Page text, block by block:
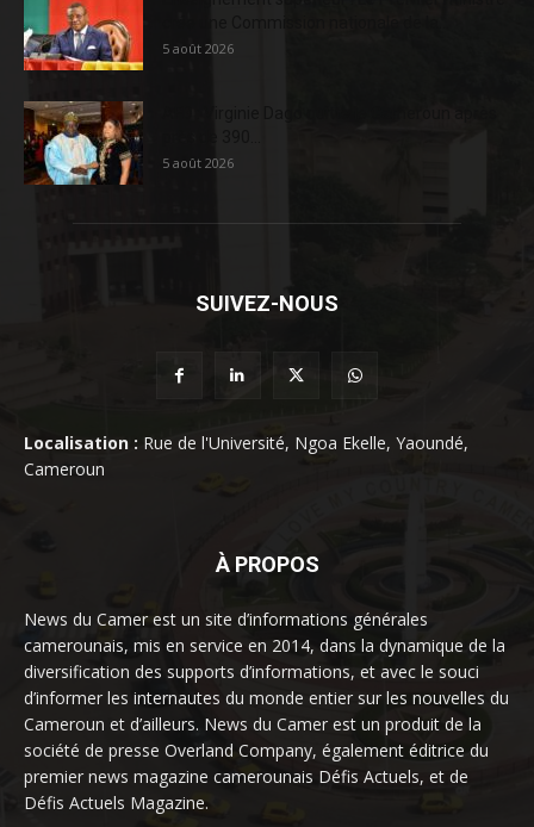
5 août 2026
5 août 2026
SUIVEZ-NOUS
Localisation : Rue de l'Université, Ngoa Ekelle, Yaoundé,
Cameroun
À PROPOS
News du Camer est un site d’informations générales
camerounais, mis en service en 2014, dans la dynamique de la
diversification des supports d’informations, et avec le souci
d’informer les internautes du monde entier sur les nouvelles du
Cameroun et d’ailleurs. News du Camer est un produit de la
société de presse Overland Company, également éditrice du
premier news magazine camerounais Défis Actuels, et de
Défis Actuels Magazine.